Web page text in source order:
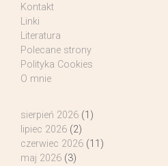
Kontakt
Linki
Literatura
Polecane strony
Polityka Cookies
O mnie
sierpień 2026 (1)
lipiec 2026 (2)
czerwiec 2026 (11)
maj 2026 (3)